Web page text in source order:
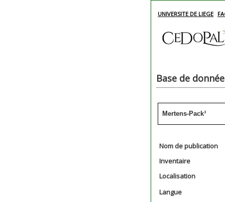
UNIVERSITE DE LIEGE
Base de
Mertens-Pack³
Nom de publication
Inventaire
Localisation
Langue